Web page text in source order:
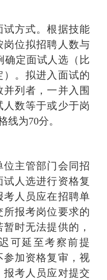
方式。根据技能
位拟招聘人数与
确定面试人选（比
。拟进入面试的
列者，一并入围
数等于或少于岗
线为70分。
主管部门会同招
人选进行资格复
人员应在招聘单
报考岗位要求的
时无法提供的，
可延至考察前提
加资格复审，视
考人员应对提交